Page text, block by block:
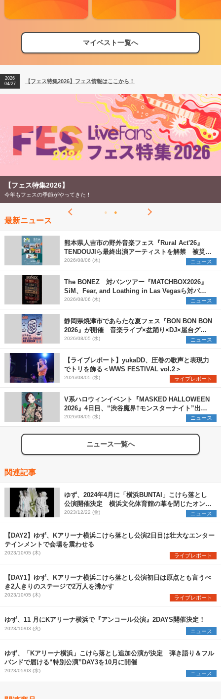
マイベスト一覧へ
【フェス特集2026】フェス情報はここから！
【ライブ動員ランキング】2026年上半期編発表！
2026
04/27
【フェス特集2026】フェス情報はここから！
2026
【ライブ動員ランキング】2026年上半期編発表！
【フェス特集2026】
今年もフェスの季節がやってきた！
最新ニュース
熊本県人吉市の野外音楽フェス『Rural Act'26』
TENDOUJIら最終出演アーティストを解禁 被災地
支援プロジェクトの始動も発表
2026/08/06 (木) ニュース
The BONEZ 対バンツアー『MATCHBOX2026』
SiM、Fear, and Loathing in Las Vegasら対バン
アーティストを一斉解禁
2026/08/06 (木) ニュース
静岡県焼津市であらたな夏フェス『BON BON BON
2026』が開催 音楽ライブ×盆踊り×DJ×屋台グル
メ×ランタンナイトで彩る2日間
2026/08/05 (水) ニュース
【ライブレポート】yukaDD、圧巻の歌声と表現力
でトリを飾る＜WWS FESTIVAL vol.2＞
2026/08/05 (水) ライブレポート
V系ハロウィンイベント『MASKED HALLOWEEN
2026』4日目、“渋谷魔界†モンスターナイト”出演6
組を発表
2026/08/05 (水) ニュース
ニュース一覧へ
関連記事
ゆず、2024年4月に「横浜BUNTAI」こけら落とし
公演開催決定 横浜文化体育館の幕を閉じたオンラ
インツアーのコンセプトを再構築
2023/12/22 (金) ニュース
【DAY2】ゆず、Kアリーナ横浜こけら落とし公演2日目は壮大なエンター
テインメントで会場を震わせる
2023/10/05 (木) ライブレポート
【DAY1】ゆず、Kアリーナ横浜こけら落とし公演初日は原点とも言うべ
き2人きりのステージで2万人を沸かす
2023/10/05 (木) ライブレポート
ゆず、11 月にKアリーナ横浜で『アンコール公演』2DAYS開催決定！
2023/10/03 (火) ニュース
ゆず、「Kアリーナ横浜」こけら落とし追加公演が決定 弾き語り＆フル
バンドで届ける“特別公演”DAY3を10月に開催
2023/05/03 (水) ニュース